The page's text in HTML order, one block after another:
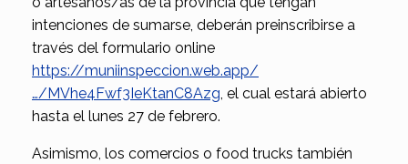
intenciones de sumarse, deberán preinscribirse a
través del formulario online
https://muniinspeccion.web.app/
…/MVhe4Fwf3IeKtanC8Azg, el cual estará abierto
hasta el lunes 27 de febrero.
Asimismo, los comercios o food trucks también